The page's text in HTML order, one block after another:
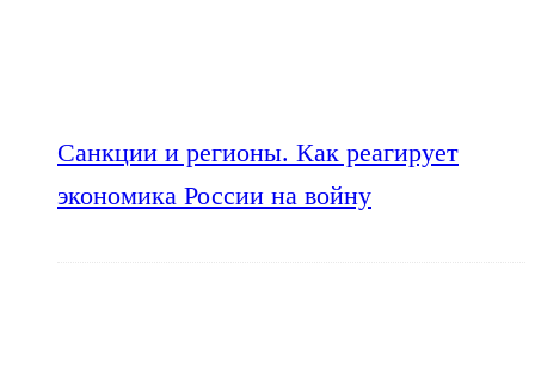
Санкции и регионы. Как реагирует
экономика России на войну